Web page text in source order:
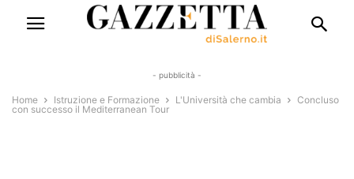
- pubblicità -
Home Istruzione e Formazione L'Università che cambia
Concluso
con successo il Mediterranean Tour